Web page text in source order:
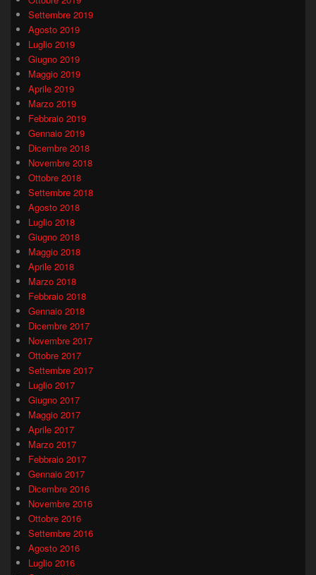
Settembre 2019
Agosto 2019
Luglio 2019
Giugno 2019
Maggio 2019
Aprile 2019
Marzo 2019
Febbraio 2019
Gennaio 2019
Dicembre 2018
Novembre 2018
Ottobre 2018
Settembre 2018
Agosto 2018
Luglio 2018
Giugno 2018
Maggio 2018
Aprile 2018
Marzo 2018
Febbraio 2018
Gennaio 2018
Dicembre 2017
Novembre 2017
Ottobre 2017
Settembre 2017
Luglio 2017
Giugno 2017
Maggio 2017
Aprile 2017
Marzo 2017
Febbraio 2017
Gennaio 2017
Dicembre 2016
Novembre 2016
Ottobre 2016
Settembre 2016
Agosto 2016
Luglio 2016